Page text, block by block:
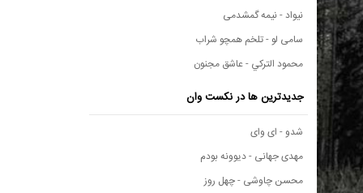
نیواد - نیمه گمشدمی
سامی لو - تلخم همچو شراب
محمود التركي - عاشق مجنون
جدیدترین ها در نکست وان
شدو - ای وای
مهدی جهانی - دیوونه بودم
محسن چاوشی - چهل روز